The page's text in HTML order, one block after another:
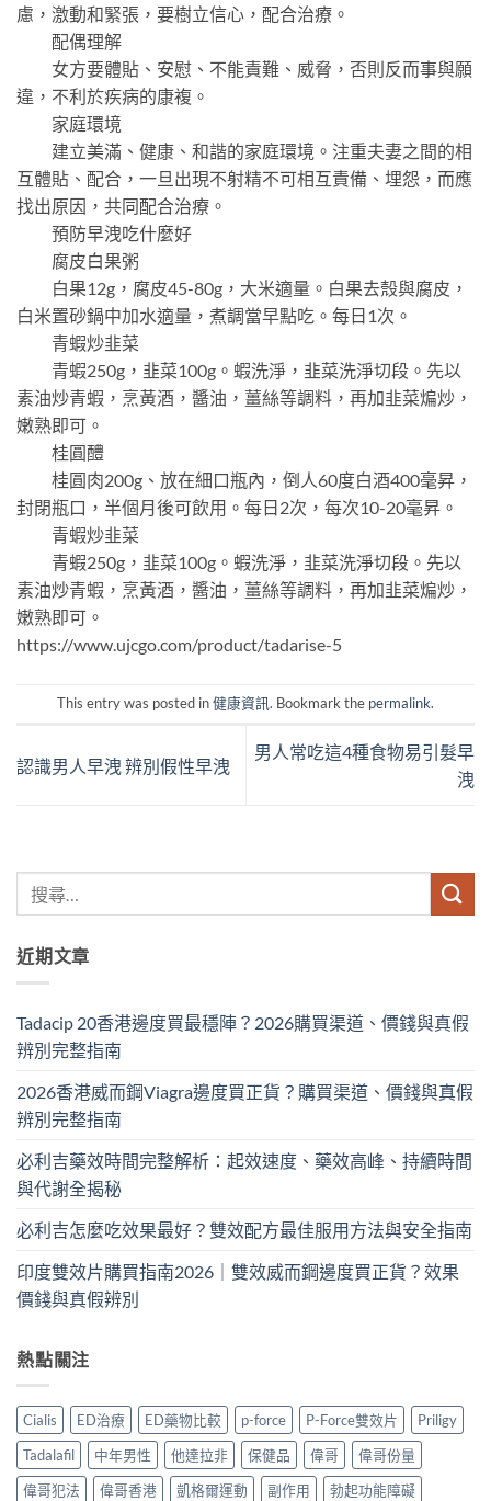
慮，激動和緊張，要樹立信心，配合治療。
配偶理解
女方要體貼、安慰、不能責難、威脅，否則反而事與願
違，不利於疾病的康複。
家庭環境
建立美滿、健康、和諧的家庭環境。注重夫妻之間的相
互體貼、配合，一旦出現不射精不可相互責備、埋怨，而應
找出原因，共同配合治療。
預防早洩吃什麼好
腐皮白果粥
白果12g，腐皮45-80g，大米適量。白果去殼與腐皮，
白米置砂鍋中加水適量，煮調當早點吃。每日1次。
青蝦炒韭菜
青蝦250g，韭菜100g。蝦洗淨，韭菜洗淨切段。先以
素油炒青蝦，烹黃酒，醬油，薑絲等調料，再加韭菜煸炒，
嫩熟即可。
桂圓醴
桂圓肉200g、放在細口瓶內，倒人60度白酒400毫昇，
封閉瓶口，半個月後可飲用。每日2次，每次10-20毫昇。
青蝦炒韭菜
青蝦250g，韭菜100g。蝦洗淨，韭菜洗淨切段。先以
素油炒青蝦，烹黃酒，醬油，薑絲等調料，再加韭菜煸炒，
嫩熟即可。
https://www.ujcgo.com/product/tadarise-5
This entry was posted in健康資訊. Bookmark the permalink.
認識男人早洩 辨別假性早洩
男人常吃這4種食物易引髮早
洩
近期文章
Tadacip 20香港邊度買最穩陣？2026購買渠道、價錢與真假
辨別完整指南
2026香港威而鋼Viagra邊度買正貨？購買渠道、價錢與真假
辨別完整指南
必利吉藥效時間完整解析：起效速度、藥效高峰、持續時間
與代謝全揭秘
必利吉怎麼吃效果最好？雙效配方最佳服用方法與安全指南
印度雙效片購買指南2026｜雙效威而鋼邊度買正貨？效果
價錢與真假辨別
熱點關注
Cialis ED治療 ED藥物比較 p-force P-Force雙效片
Priligy
Tadalafil
中年男性 他達拉非 保健品 偉哥
偉哥份量
偉哥犯法
偉哥香港 凱格爾運動 副作用 勃起功能障礙